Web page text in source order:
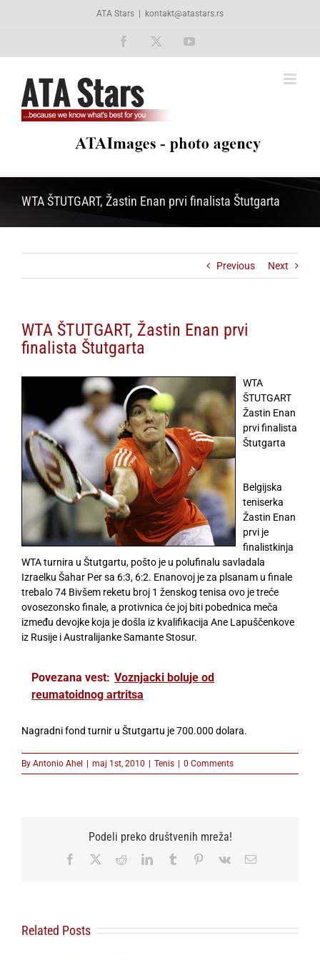
ATA Stars kontakt@atastars.rs
Facebook YouTube
WTA ŠTUTGART, Žastin Enan prvi finalista Štutgarta
Previous Next
WTA ŠTUTGART, Žastin Enan prvi
finalista Štutgarta
WTA
ŠTUTGART
Žastin Enan
prvi finalista
Štutgarta
Belgijska
teniserka
Žastin Enan
prvi je
finalistkinja
WTA turnira u Štutgartu, pošto je u polufinalu savladala
Izraelku Šahar Per sa 6:3, 6:2. Enanovoj je za plsanam u finale
trebalo 74 Bivšem reketu broj 1 ženskog tenisa ovo je treće
ovosezonsko finale, a protivnica će joj biti pobednica meča
između devojke koja je došla iz kvalifikacija Ane Lapuščenkove
iz Rusije i Australijanke Samante Stosur.
Povezana vest: Voznjacki boluje od
reumatoidnog artritsa
Nagradni fond turnir u Štutgartu je 700.000 dolara.
By Antonio Ahel | maj 1st, 2010 | Tenis | 0 Comments
Podeli preko društvenih mreža!
Facebook RedditLinkedInTumblr Pinterest
Vk Email
Related Posts